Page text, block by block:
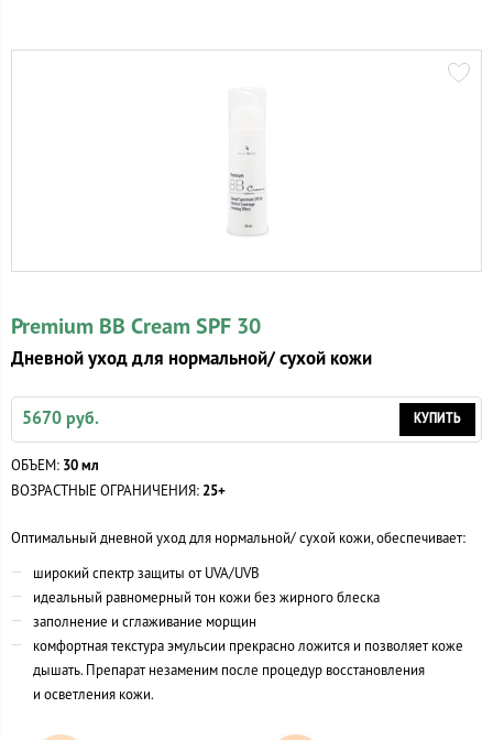
Premium BB Cream SPF 30
Дневной уход для нормальной/ сухой кожи
5670 руб. КУПИТЬ
ОБЪЕМ: 30 мл
ВОЗРАСТНЫЕ ОГРАНИЧЕНИЯ: 25+
Оптимальный дневной уход для нормальной/ сухой кожи, обеспечивает:
широкий спектр защиты от UVA/UVB
идеальный равномерный тон кожи без жирного блеска
заполнение и сглаживание морщин
комфортная текстура эмульсии прекрасно ложится и позволяет коже
дышать. Препарат незаменим после процедур восстановления
и осветления кожи.